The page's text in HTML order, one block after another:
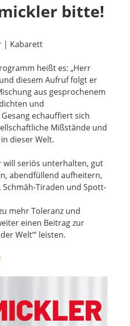
bitte!
| Kabarett
heißt es: „Herr
diesem Aufruf folgt er
aus gesprochenem
und
echauffiert sich
Mißstände und
dieser Welt.
will seriös unterhalten, gut
abendfüllend aufheitern,
Schmäh-Tiraden und Spott-
mehr Toleranz und
einen Beitrag zur
Welt“’ leisten.